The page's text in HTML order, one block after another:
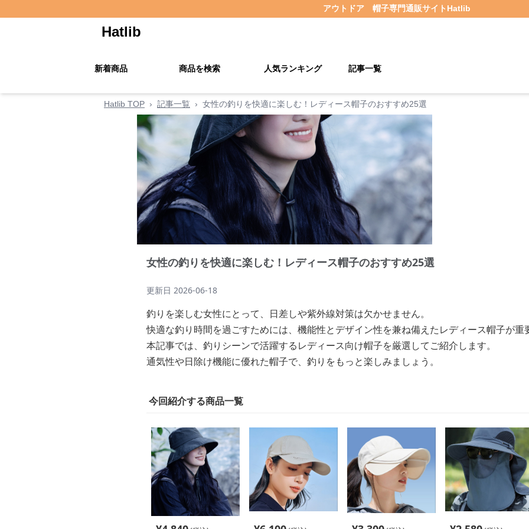
アウトドア 帽子専門通販サイト Hatlib
Hatlib
新着商品 商品を検索 人気ランキング 記事一覧
Hatlib TOP › 記事一覧 › 女性の釣りを快適に楽しむ！レディース帽子のおすすめ25選
女性の釣りを快適に楽しむ！レディース帽子のおすすめ25選
更新日 2026-06-18
釣りを楽しむ女性にとって、日差しや紫外線対策は欠かせません。
快適な釣り時間を過ごすためには、機能性とデザイン性を兼ね備えたレディース帽子が重
本記事では、釣りシーンで活躍するレディース向け帽子を厳選してご紹介します。
通気性や日除け機能に優れた帽子で、釣りをもっと楽しみましょう。
今回紹介する商品一覧